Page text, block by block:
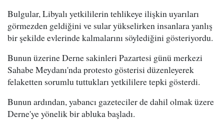
Bulgular, Libyalı yetkililerin tehlikeye ilişkin uyarıları
görmezden geldiğini ve sular yükselirken insanlara yanlış
bir şekilde evlerinde kalmalarını söylediğini gösteriyordu.
Bunun üzerine Derne sakinleri Pazartesi günü merkezi
Sahabe Meydanı'nda protesto gösterisi düzenleyerek
felaketten sorumlu tuttukları yetkililere tepki gösterdi.
Bunun ardından, yabancı gazeteciler de dahil olmak üzere
Derne'ye yönelik bir abluka başladı.